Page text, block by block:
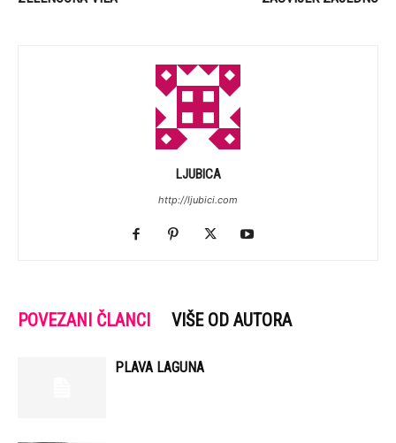
LJUBICA
http://ljubici.com
POVEZANI ČLANCI VIŠE OD AUTORA
PLAVA LAGUNA